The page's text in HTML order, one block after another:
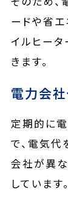
ードや省エ
イルヒー
きます。
電力会社
定期的に
で、電気代
会社が異
しています。